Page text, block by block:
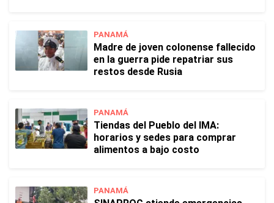
PANAMÁ
Madre de joven colonense fallecido
en la guerra pide repatriar sus
restos desde Rusia
PANAMÁ
Tiendas del Pueblo del IMA:
horarios y sedes para comprar
alimentos a bajo costo
PANAMÁ